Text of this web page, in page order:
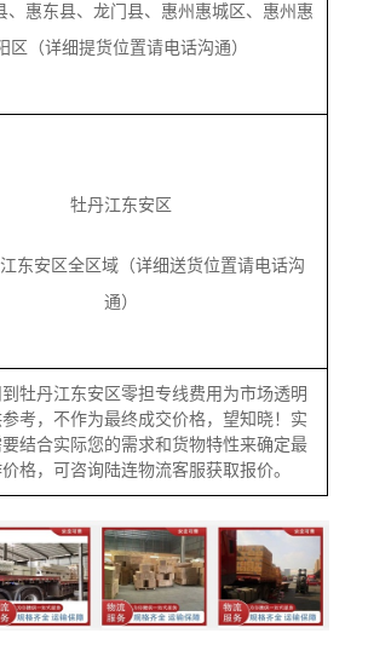
惠东县、龙门县、惠州惠城区、惠州惠
区（详细提货位置请电话沟通）
牡丹江东安区
安区全区域（详细送货位置请电话沟
通）
牡丹江东安区零担专线费用为市场透明
考，不作为最终成交价格，望知晓！实
要结合实际您的需求和货物特性来确定最
格，可咨询陆连物流客服获取报价。